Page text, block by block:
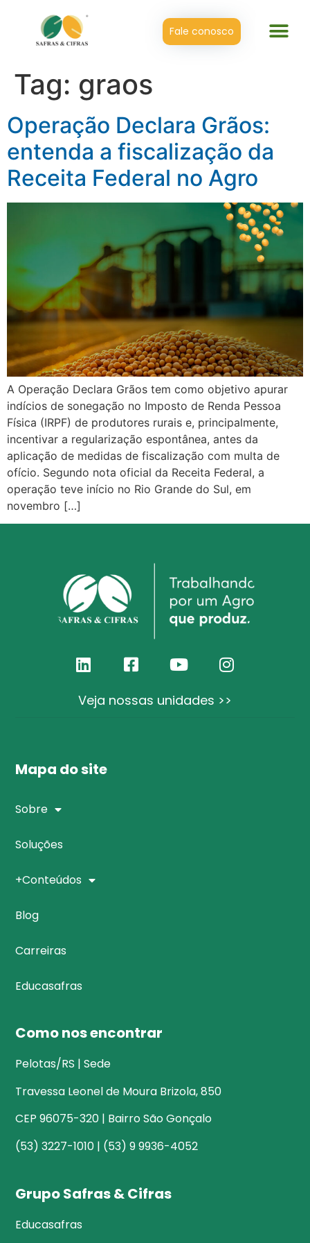
Fale conosco
Tag: graos
Operação Declara Grãos:
entenda a fiscalização da
Receita Federal no Agro
A Operação Declara Grãos tem como objetivo apurar
indícios de sonegação no Imposto de Renda Pessoa
Física (IRPF) de produtores rurais e, principalmente,
incentivar a regularização espontânea, antes da
aplicação de medidas de fiscalização com multa de
ofício. Segundo nota oficial da Receita Federal, a
operação teve início no Rio Grande do Sul, em
novembro […]
Veja nossas unidades >>
Mapa do site
Sobre
Soluções
+Conteúdos
Blog
Carreiras
Educasafras
Como nos encontrar
Pelotas/RS | Sede
Travessa Leonel de Moura Brizola, 850
CEP 96075-320 | Bairro São Gonçalo
(53) 3227-1010 | (53) 9 9936-4052
Grupo Safras & Cifras
Educasafras